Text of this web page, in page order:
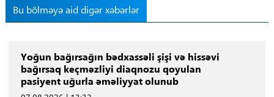
Bu bölməyə aid digər xəbərlər
Yoğun bağırsağın bədxassəli şişi və hissəvi
bağırsaq keçməzliyi diaqnozu qoyulan
pasiyent uğurla əməliyyat olunub